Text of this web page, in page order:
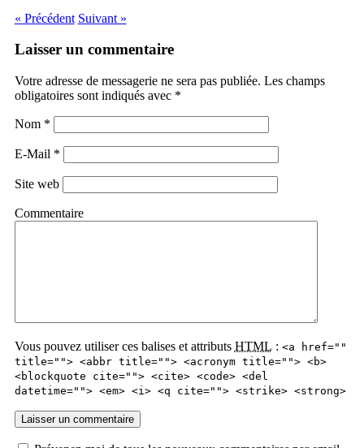
« Précédent Suivant »
Laisser un commentaire
Votre adresse de messagerie ne sera pas publiée. Les champs
obligatoires sont indiqués avec *
Nom *
E-Mail *
Site web
Commentaire
Vous pouvez utiliser ces balises et attributs HTML : <a href=""
title=""> <abbr title=""> <acronym title=""> <b>
<blockquote cite=""> <cite> <code> <del
datetime=""> <em> <i> <q cite=""> <strike> <strong>